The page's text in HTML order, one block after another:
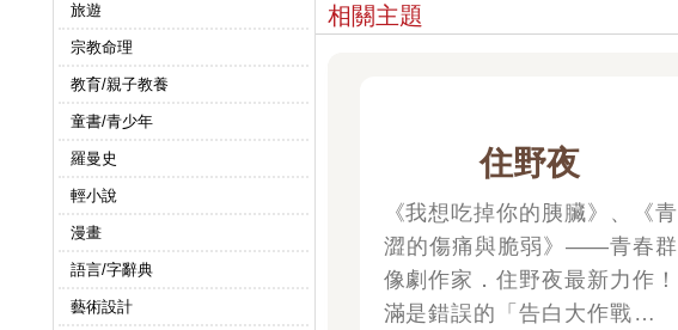
旅遊
宗教命理
教育/親子教養
童書/青少年
羅曼史
輕小說
漫畫
語言/字辭典
藝術設計
相關主題
住野夜
《我想吃掉你的胰臟》、《青
澀的傷痛與脆弱》——青春群
像劇作家．住野夜最新力作！
滿是錯誤的「告白大作戰」，